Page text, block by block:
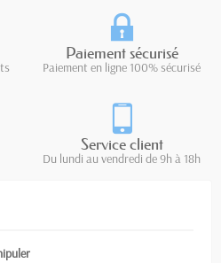
Paiement sécurisé
Paiement en ligne 100% sécurisé
Service client
Du lundi au vendredi de 9h à 18h